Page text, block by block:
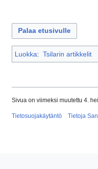
Palaa etusivulle
Luokka: Tsilarin artikkelit
Sivua on viimeksi muutettu 4.
Tietosuojakäytäntö Tietoja